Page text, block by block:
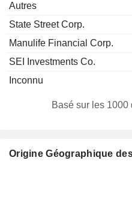
Autres
State Street Corp.
Manulife Financial Corp.
SEI Investments Co.
Inconnu
Basé sur les
Origine Géographique